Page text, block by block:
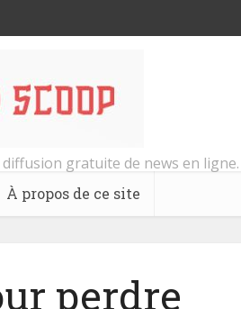
gratuite de news en ligne.
À propos de ce site
perdre